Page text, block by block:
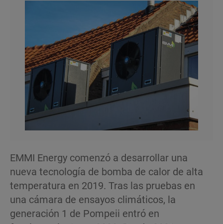
EMMI Energy comenzó a desarrollar una
nueva tecnología de bomba de calor de alta
temperatura en 2019. Tras las pruebas en
una cámara de ensayos climáticos, la
generación 1 de Pompeii entró en